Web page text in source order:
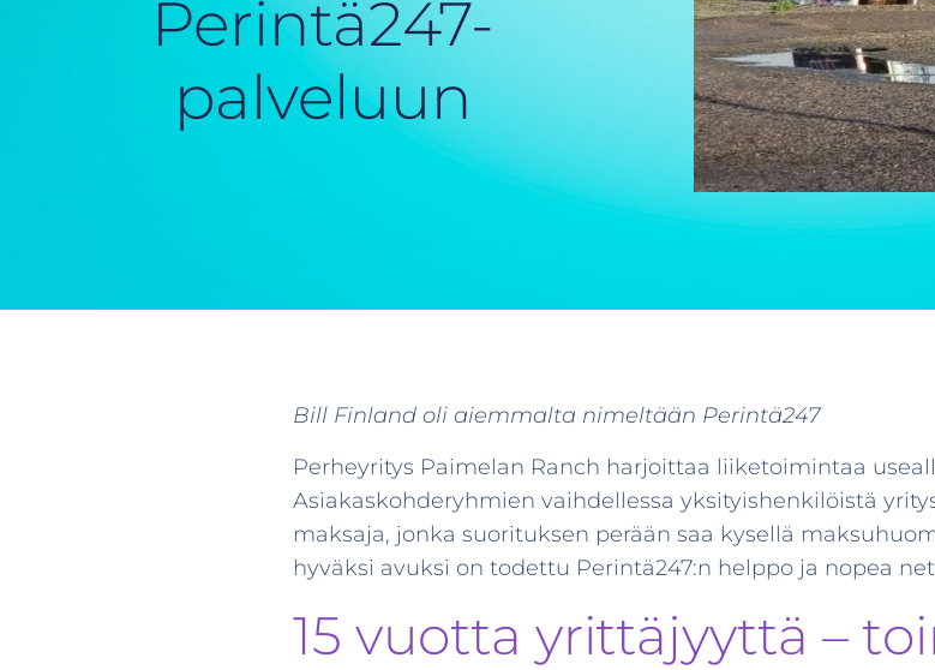
Perintä247-
palveluun
Bill Finland oli aiemmalta nimeltään Perintä247
Perheyritys Paimelan Ranch harjoittaa liiketoimintaa
Asiakaskohderyhmien vaihdellessa yksityishenkilöistä
maksaja, jonka suorituksen perään saa kysellä
hyväksi avuksi on todettu Perintä247:n helppo ja nopea
15 vuotta yrittäjyyttä –